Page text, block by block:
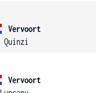
Vervoort
Quinzi
Vervoort